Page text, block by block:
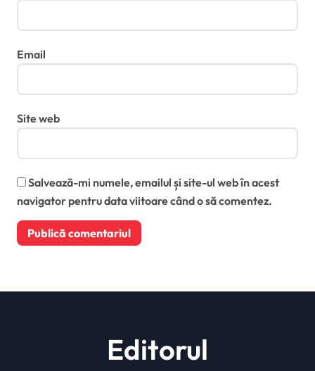
Email
Site web
Salvează-mi numele, emailul și site-ul web în acest
navigator pentru data viitoare când o să comentez.
Editorul